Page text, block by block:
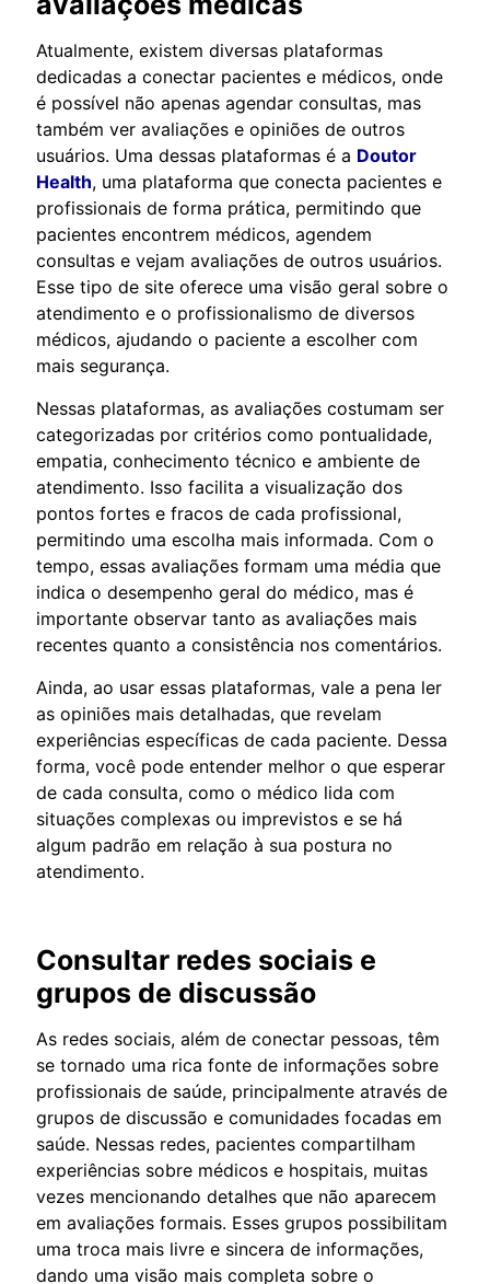
Atualmente, existem diversas plataformas
dedicadas a conectar pacientes e médicos, onde
é possível não apenas agendar consultas, mas
também ver avaliações e opiniões de outros
usuários. Uma dessas plataformas é a Doutor
Health, uma plataforma que conecta pacientes e
profissionais de forma prática, permitindo que
pacientes encontrem médicos, agendem
consultas e vejam avaliações de outros usuários.
Esse tipo de site oferece uma visão geral sobre o
atendimento e o profissionalismo de diversos
médicos, ajudando o paciente a escolher com
mais segurança.
Nessas plataformas, as avaliações costumam ser
categorizadas por critérios como pontualidade,
empatia, conhecimento técnico e ambiente de
atendimento. Isso facilita a visualização dos
pontos fortes e fracos de cada profissional,
permitindo uma escolha mais informada. Com o
tempo, essas avaliações formam uma média que
indica o desempenho geral do médico, mas é
importante observar tanto as avaliações mais
recentes quanto a consistência nos comentários.
Ainda, ao usar essas plataformas, vale a pena ler
as opiniões mais detalhadas, que revelam
experiências específicas de cada paciente. Dessa
forma, você pode entender melhor o que esperar
de cada consulta, como o médico lida com
situações complexas ou imprevistos e se há
algum padrão em relação à sua postura no
atendimento.
Consultar redes sociais e
grupos de discussão
As redes sociais, além de conectar pessoas, têm
se tornado uma rica fonte de informações sobre
profissionais de saúde, principalmente através de
grupos de discussão e comunidades focadas em
saúde. Nessas redes, pacientes compartilham
experiências sobre médicos e hospitais, muitas
vezes mencionando detalhes que não aparecem
em avaliações formais. Esses grupos possibilitam
uma troca mais livre e sincera de informações,
dando uma visão mais completa sobre o